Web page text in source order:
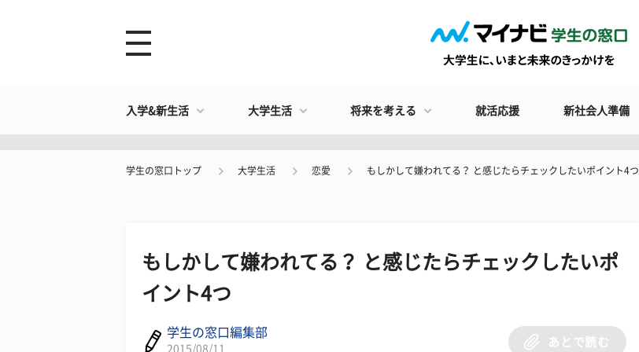
入学&新生活 大学生活 将来を考える 就活応援 新社会人準備
学生の窓口トップ 大学生活 恋愛 もしかして嫌われてる？ と感じたらチェックしたいポイント4つ
もしかして嫌われてる？ と感じたらチェックしたいポ
イント4つ
学生の窓口編集部
2015/08/11
あとで読む